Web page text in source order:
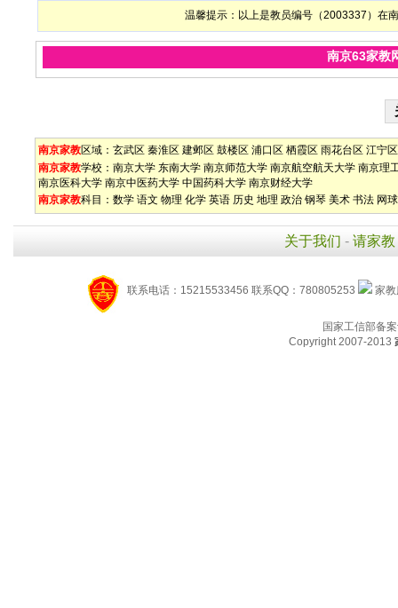
温馨提示：以上是教员编号（2003337）在
南京63家教
南京家教区域： 玄武区 秦淮区 建邺区 鼓楼区 浦口区 栖霞区 雨花台区 江宁区
南京家教学校： 南京大学 东南大学 南京师范大学 南京航空航天大学 南京理
南京医科大学 南京中医药大学 中国药科大学 南京财经大学
南京家教科目： 数学 语文 物理 化学 英语 历史 地理 政治 钢琴 美术 书法 网球
关于我们 - 请家教
联系电话：15215533456 联系QQ：780805253 家
国家工信部备
Copyright 2007-2013